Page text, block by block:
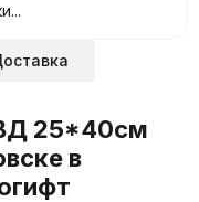
25*40см
в